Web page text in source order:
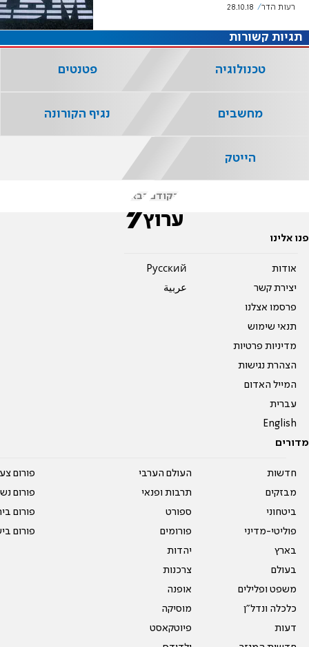
רעות הדר 28.10.18
תגיות קשורות
טכנולוגיה פטנטים
מחשבים נגיף הקורונה
הייטק
הקודם הבא
פנו אלינו
אודות
יצירת קשר
פרסמו אצלנו
תנאי שימוש
מדיניות פרטיות
הצהרת נגישות
המייל האדום
עברית
English
Pусский
عربية
מדורים
חדשות
מבזקים
ביטחוני
פוליטי-מדיני
בארץ
בעולם
משפט ופלילים
כלכלה ונדל"ן
דעות
העולם הערבי
תרבות ופנאי
ספורט
פורומים
יהדות
צרכנות
אופנה
מוסיקה
פיוטקאסט
פורום
פורום
פורום
פורום